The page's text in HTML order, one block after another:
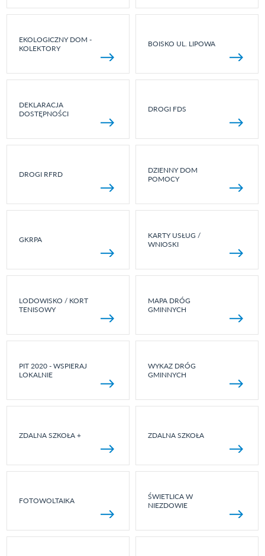
EKOLOGICZNY DOM -
KOLEKTORY
BOISKO UL. LIPOWA
DEKLARACJA
DOSTĘPNOŚCI
DROGI FDS
DROGI RFRD
DZIENNY DOM
POMOCY
GKRPA
KARTY USŁUG /
WNIOSKI
LODOWISKO / KORT
TENISOWY
MAPA DRÓG
GMINNYCH
PIT 2020 - WSPIERAJ
LOKALNIE
WYKAZ DRÓG
GMINNYCH
ZDALNA SZKOŁA + ZDALNA SZKOŁA
FOTOWOLTAIKA
ŚWIETLICA W
NIEZDOWIE